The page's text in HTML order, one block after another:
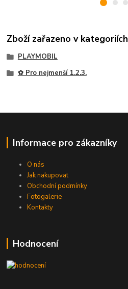
Zboží zařazeno v kategoriích
PLAYMOBIL
✿ Pro nejmenší 1.2.3.
Informace pro zákazníky
O nás
Jak nakupovat
Obchodní podmínky
Fotogalerie
Kontakty
Hodnocení